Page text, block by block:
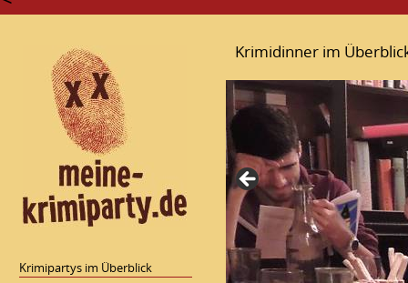
Krimidinner im
Krimipartys im Überblick